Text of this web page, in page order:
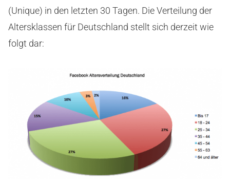
(Unique) in den letzten 30 Tagen. Die Verteilung der
Altersklassen für Deutschland stellt sich derzeit wie
folgt dar: